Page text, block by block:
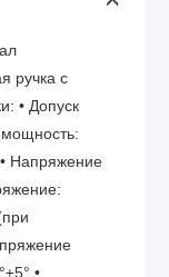
ручка с
• Допуск
Напряжение
•